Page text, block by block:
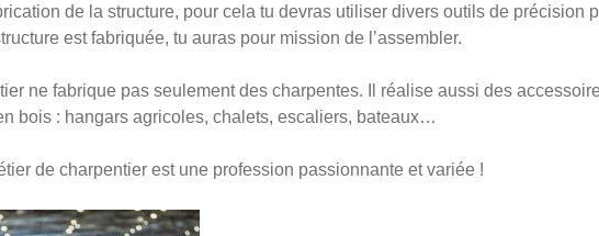
de la structure, pour cela tu devras utiliser divers outils de précision
est fabriquée, tu auras pour mission de l’assembler.
ne fabrique pas seulement des charpentes. Il réalise aussi des
bois : hangars agricoles, chalets, escaliers, bateaux…
de charpentier est une profession passionnante et variée !